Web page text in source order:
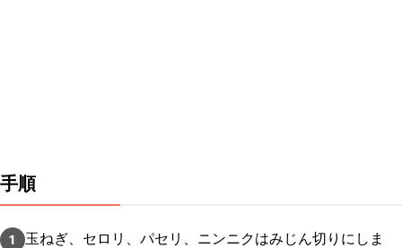
手順
1
玉ねぎ、セロリ、パセリ、ニンニクはみじん切りにしま